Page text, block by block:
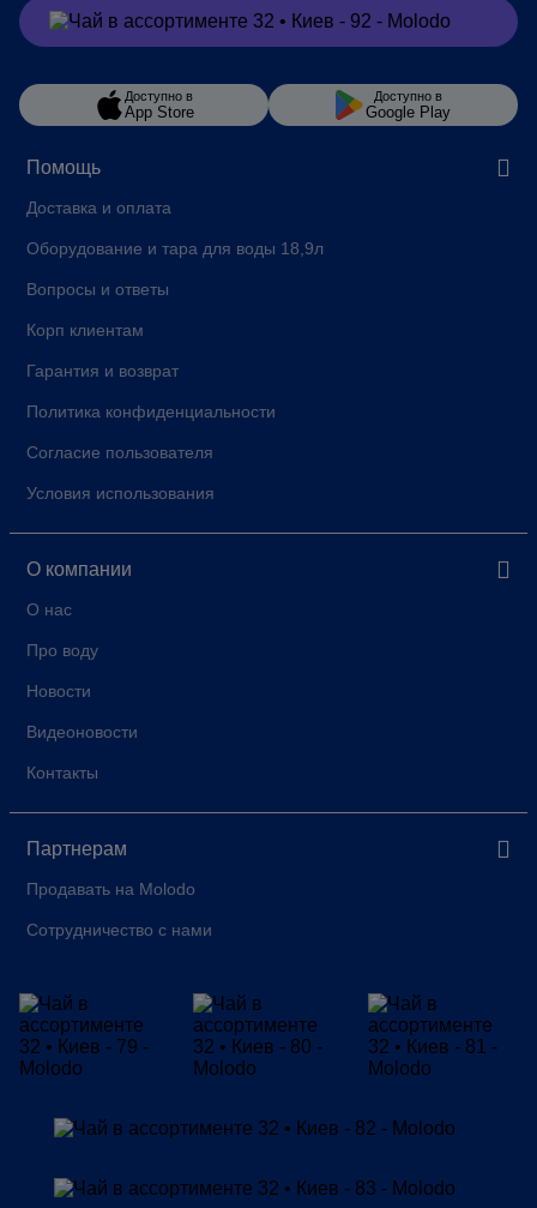
Помощь
Доставка и оплата
Оборудование и тара для воды 18,9л
Вопросы и ответы
Корп клиентам
Гарантия и возврат
Политика конфиденциальности
Согласие пользователя
Условия использования
О компании
О нас
Про воду
Новости
Видеоновости
Контакты
Партнерам
Продавать на Molodo
Сотрудничество с нами
Заказатьв Viber
Доступно в
App Store
Доступно в
Google Play